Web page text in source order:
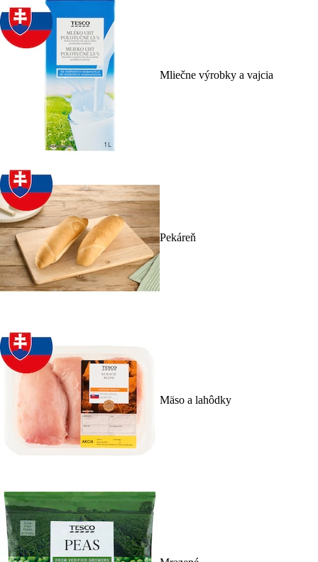
Mliečne výrobky a vajcia
Pekáreň
Mäso a lahôdky